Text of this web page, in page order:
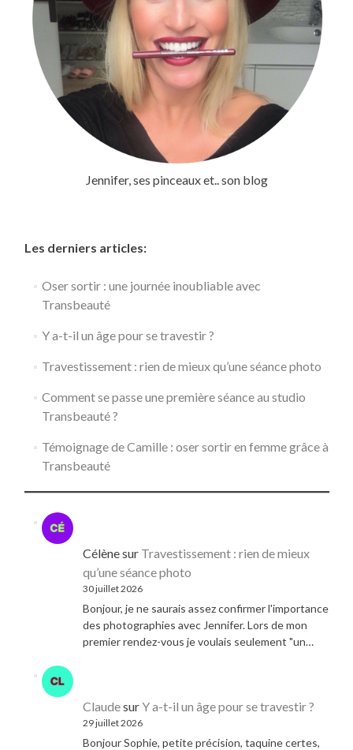
Jennifer, ses pinceaux et.. son blog
Les derniers articles:
Oser sortir : une journée inoubliable avec
Transbeauté
Y a-t-il un âge pour se travestir ?
Travestissement : rien de mieux qu’une séance photo
Comment se passe une première séance au studio
Transbeauté ?
Témoignage de Camille : oser sortir en femme grâce à
Transbeauté
Célènesur Travestissement : rien de mieux
qu’une séance photo
30 juillet 2026
Bonjour, je ne saurais assez confirmer l'importance
des photographies avec Jennifer. Lors de mon
premier rendez-vous je voulais seulement "un…
ClaudesurY a-t-il un âge pour se travestir ?
29 juillet 2026
Bonjour Sophie, petite précision, taquine certes,